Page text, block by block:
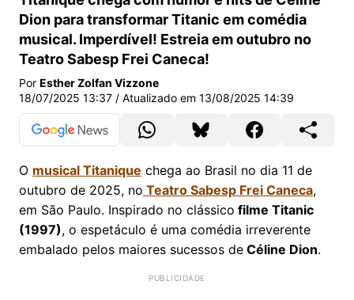
Dion para transformar Titanic em comédia
musical. Imperdível! Estreia em outubro no
Teatro Sabesp Frei Caneca!
Por Esther Zolfan Vizzone
18/07/2025 13:37 / Atualizado em 13/08/2025 14:39
O musical Titanique chega ao Brasil no dia 11 de
outubro de 2025, no Teatro Sabesp Frei Caneca,
em São Paulo. Inspirado no clássico filme Titanic
(1997), o espetáculo é uma comédia irreverente
embalado pelos maiores sucessos de Céline Dion.